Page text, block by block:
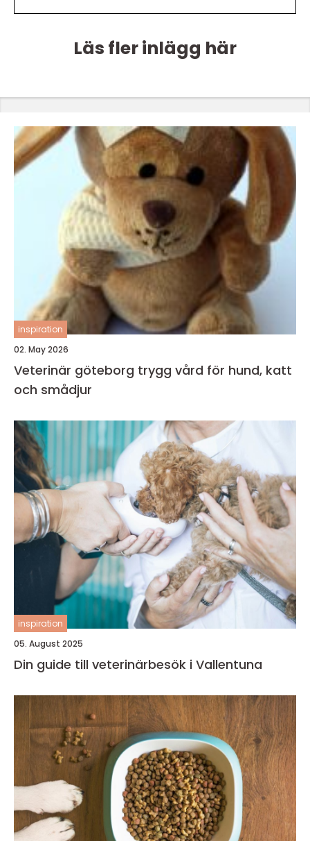
Läs fler inlägg här
inspiration
02. May 2026
Veterinär göteborg trygg vård för hund, katt
och smådjur
inspiration
05. August 2025
Din guide till veterinärbesök i Vallentuna